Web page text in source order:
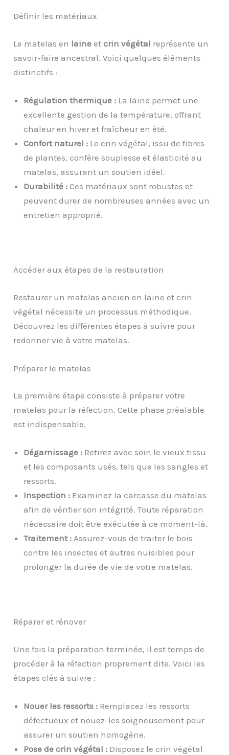
Définir les matériaux
Le matelas en laine etcrin végétal représente un
savoir-faire ancestral. Voici quelques éléments
distinctifs :
Régulation thermique : La laine permet une
excellente gestion de la température, offrant
chaleur en hiver et fraîcheur en été.
Confort naturel : Le crin végétal, issu de fibres
de plantes, confère souplesse et élasticité au
matelas, assurant un soutien idéel.
Durabilité : Ces matériaux sont robustes et
peuvent durer de nombreuses années avec un
entretien approprié.
Accéder aux étapes de la restauration
Restaurer un matelas ancien en laine et crin
végétal nécessite un processus méthodique.
Découvrez les différentes étapes à suivre pour
redonner vie à votre matelas.
Préparer le matelas
La première étape consiste à préparer votre
matelas pour la réfection. Cette phase préalable
est indispensable.
Dégarnissage : Retirez avec soin le vieux tissu
et les composants usés, tels que les sangles et
ressorts.
Inspection : Examinez la carcasse du matelas
afin de vérifier son intégrité. Toute réparation
nécessaire doit être exécutée à ce moment-là.
Traitement : Assurez-vous de traiter le bois
contre les insectes et autres nuisibles pour
prolonger la durée de vie de votre matelas.
Réparer et rénover
Une fois la préparation terminée, il est temps de
procéder à la réfection proprement dite. Voici les
étapes clés à suivre :
Nouer les ressorts : Remplacez les ressorts
défectueux et nouez-les soigneusement pour
assurer un soutien homogène.
Pose de crin végétal : Disposez le crin végétal